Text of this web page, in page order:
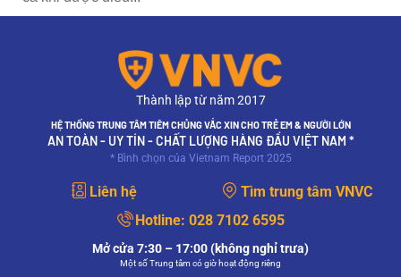
Thành lập từ năm 2017
HỆ THỐNG TRUNG TÂM TIÊM CHỦNG VẮC XIN CHO TRẺ EM & NGƯỜI LỚN
AN TOÀN - UY TÍN - CHẤT LƯỢNG HÀNG ĐẦU VIỆT NAM *
* Bình chọn của Vietnam Report 2025
Liên hệ
Tìm trung tâm VNVC
Hotline: 028 7102 6595
Mở cửa 7:30 – 17:00 (không nghỉ trưa)
Một số Trung tâm có giờ hoạt động riêng